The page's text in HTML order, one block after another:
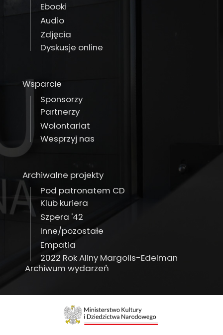
Ebooki
Audio
Zdjęcia
Dyskusje online
Wsparcie
Sponsorzy
Partnerzy
Wolontariat
Wesprzyj nas
Archiwalne projekty
Pod patronatem CD
Klub kuriera
Szpera '42
Inne/pozostałe
Empatia
2022 Rok Aliny Margolis-Edelman
Archiwum wydarzeń